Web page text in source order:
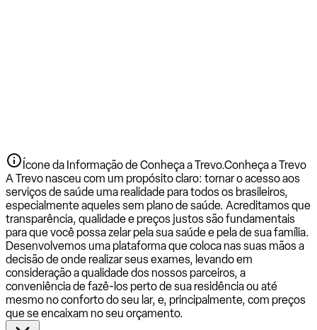
Ícone da Informação de Conheça a Trevo.Conheça a Trevo
A Trevo nasceu com um propósito claro: tornar o acesso aos
serviços de saúde uma realidade para todos os brasileiros,
especialmente aqueles sem plano de saúde. Acreditamos que
transparência, qualidade e preços justos são fundamentais
para que você possa zelar pela sua saúde e pela de sua família.
Desenvolvemos uma plataforma que coloca nas suas mãos a
decisão de onde realizar seus exames, levando em
consideração a qualidade dos nossos parceiros, a
conveniência de fazê-los perto de sua residência ou até
mesmo no conforto do seu lar, e, principalmente, com preços
que se encaixam no seu orçamento.